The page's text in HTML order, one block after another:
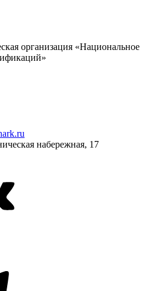
организация «Национальное
набережная, 17